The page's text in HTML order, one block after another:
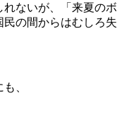
ないが、「来夏のボ
の間からはむしろ失
、